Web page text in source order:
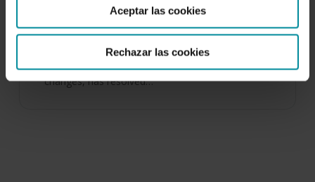
Aceptar las cookies
Rechazar las cookies
investment returns.
1 de enero de 2008
European Union, under pressure of World Trade
Organisation (WTO) to achieve substantial
changes, has resolved…